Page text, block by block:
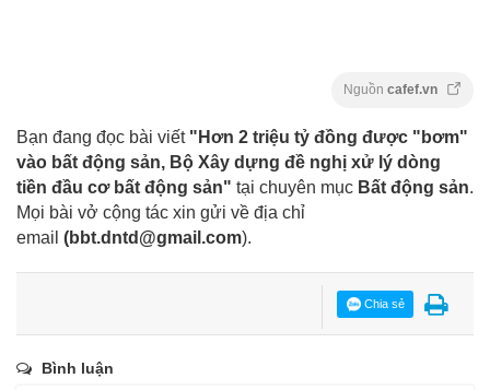
Nguồn cafef.vn
Bạn đang đọc bài viết "Hơn 2 triệu tỷ đồng được "bơm"
vào bất động sản, Bộ Xây dựng đề nghị xử lý dòng
tiền đầu cơ bất động sản" tại chuyên mục Bất động sản.
Mọi bài vở cộng tác xin gửi về địa chỉ
email (bbt.dntd@gmail.com).
Chia sẻ
Bình luận